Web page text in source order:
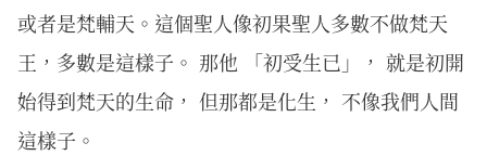
或者是梵輔天。這個聖人像初果聖人多數不做梵天
王，多數是這樣子。 那他 「初受生已」， 就是初開
始得到梵天的生命， 但那都是化生， 不像我們人間
這樣子。